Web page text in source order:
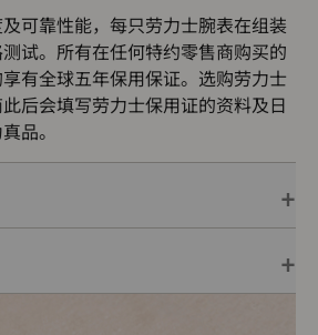
可靠性能，每只劳力士腕表在组装
试。所有在任何特约零售商购买的
有全球五年保用保证。选购劳力士
后会填写劳力士保用证的资料及日
品。
全球五年保用保证，并附上绿色印
台精密时计的象征。此认证除了证